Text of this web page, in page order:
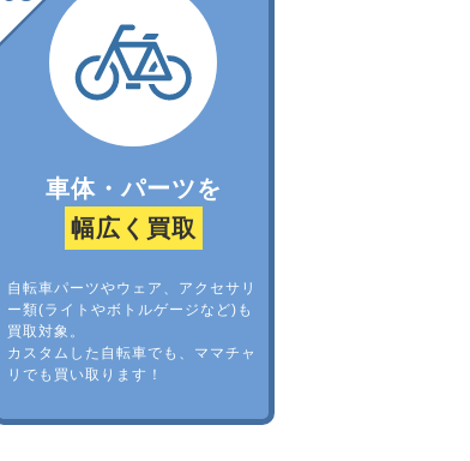
車体・パーツを
幅広く買取
自転車パーツやウェア、アクセサリ
ー類(ライトやボトルゲージなど)も
買取対象。
カスタムした自転車でも、ママチャ
リでも買い取ります！